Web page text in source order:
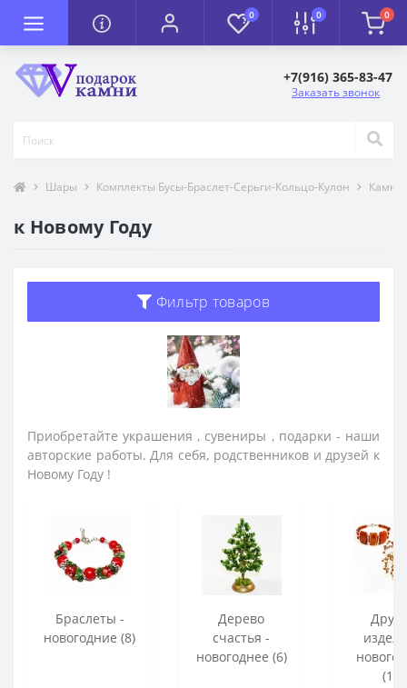
0 0 0
+7(916) 365-83-47
Заказать звонок
Шары Комплекты Бусы-Браслет-Серьги-Кольцо-Кулон Камни
к Новому Году
Фильтр товаров
Приобретайте украшения , сувениры , подарки - наши
авторские работы. Для себя, родственников и друзей к
Новому Году !
Браслеты -
новогодние (8)
Дерево
счастья -
новогоднее (6)
(10)